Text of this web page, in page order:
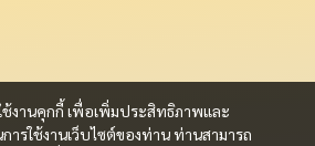
ช้งานคุกกี้ เพื่อเพิ่มประสิทธิภาพและ
รใช้งานเว็บไซต์ของท่าน ท่านสามารถ